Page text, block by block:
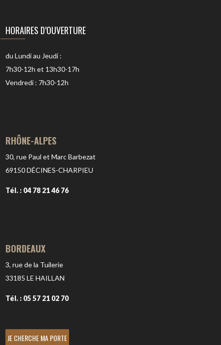
HORAIRES D’OUVERTURE
du Lundi au Jeudi :
7h30-12h et 13h30-17h
Vendredi : 7h30-12h
RHÔNE-ALPES
30, rue Paul et Marc Barbezat
69150DÉCINES-CHARPIEU
Tél. : 04 78 21 46 76
BORDEAUX
3, rue de la Tuilerie
33185LE HAILLAN
Tél. : 05 57 21 02 70
JE CHERCHE MA PORTE